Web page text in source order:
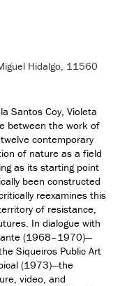
Hidalgo, 11560
Santos Coy, Violeta
between the work of
contemporary
of nature as a field
as its starting point
been constructed
reexamines this
of resistance,
In dialogue with
(1968–1970)—
Siqueiros Public Art
(1973)—the
video, and